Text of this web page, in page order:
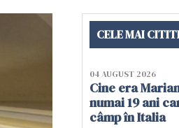
CELE MAI
04 AUGUST 2026
Cine era
numai 19 ani
câmp în Italia